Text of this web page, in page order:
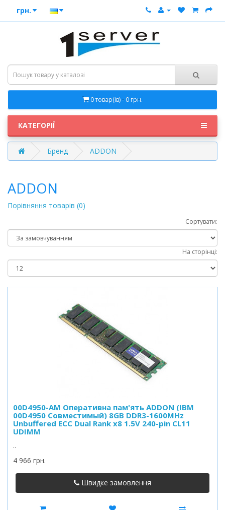
грн.
0 товар(ів) - 0 грн.
КАТЕГОРІЇ
Бренд ADDON
ADDON
Порівняння товарів (0)
Сортувати:
На сторінці:
00D4950-AM Оперативна пам'ять ADDON (IBM
00D4950 Совместимый) 8GB DDR3-1600MHz
Unbuffered ECC Dual Rank x8 1.5V 240-pin CL11
UDIMM
..
4 966 грн.
Швидке замовлення